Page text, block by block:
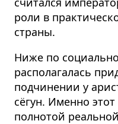
роли в
страны.
Ниже по
располагалась
подчинении у
сёгун. Именно
полнотой